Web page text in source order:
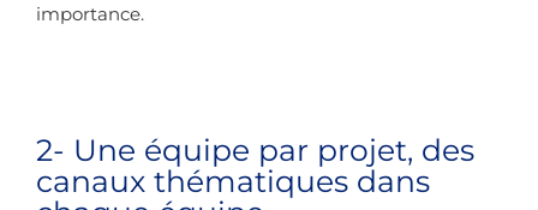
importance.
2- Une équipe par projet, des
canaux thématiques dans